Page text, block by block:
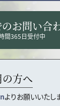
のお問い合
間365日受付中
方へ
よりお願いいたし